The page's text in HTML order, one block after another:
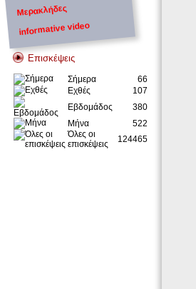
Μερακλήδες
informative video
Επισκέψεις
Σήμερα
66
Εχθές
107
Εβδομάδος
380
Μήνα
522
Όλες οι
επισκέψεις
124465